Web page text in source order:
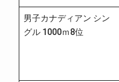
男子カナディアン シン
グル 1000ｍ8位